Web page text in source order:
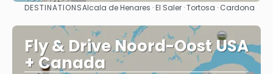
See
DESTINATIONSAlcala de Henares · El Saler · Tortosa · Cardona
Fly & Drive Noord-Oost USA
+ Canada